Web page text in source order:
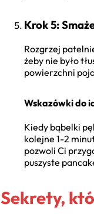
Krok 5:
Rozgrzej
żeby nie było
powierzchni
Wskazówki do
Kiedy bąbelki
kolejne 1-2
pozwoli Ci
puszyste
Sekrety,